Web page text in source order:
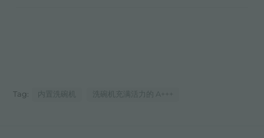
Tag: 内置洗碗机 洗碗机充满活力的 A+++